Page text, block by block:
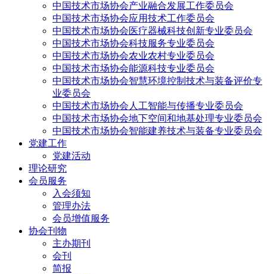
中国技术市场协会产业融合发展工作委员会
中国技术市场协会应用技术工作委员会
中国技术市场协会医疗器械科技创新专业委员会
中国技术市场协会科技服务专业委员会
中国技术市场协会农业农村专业委员会
中国技术市场协会能源科技专业委员会
中国技术市场协会智慧环境控制技术与装备评价专
业委员会
中国技术市场协会人工智能与传播专业委员会
中国技术市场协会地下空间和地基处理专业委员会
中国技术市场协会智能建养技术与装备专业委员会
党建工作
党建活动
理论研究
会员服务
入会须知
管理办法
会员增值服务
协会刊物
主办期刊
会刊
简报